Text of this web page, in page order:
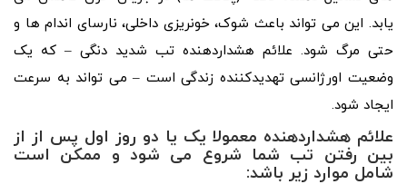
یابد. این می تواند باعث شوک، خونریزی داخلی، نارسای اندام ها و
حتی مرگ شود. علائم هشداردهنده تب شدید دنگی – که یک
وضعیت اورژانسی تهدیدکننده زندگی است – می تواند به سرعت
ایجاد شود.
علائم هشداردهنده معمولا یک یا دو روز اول پس از از
بین رفتن تب شما شروع می شود و ممکن است
شامل موارد زیر باشد: